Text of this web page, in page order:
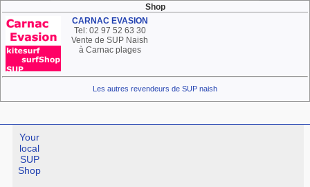
Shop
CARNAC EVASION
Tel: 02 97 52 63 30
Vente de SUP Naish
à Carnac plages
Les autres revendeurs de SUP naish
Your
local
SUP
Shop